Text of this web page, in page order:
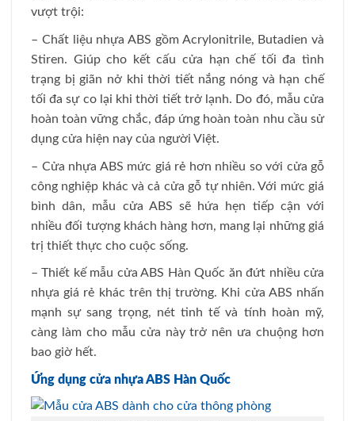
vượt trội:
– Chất liệu nhựa ABS gồm Acrylonitrile, Butadien và
Stiren. Giúp cho kết cấu cửa hạn chế tối đa tình
trạng bị giãn nở khi thời tiết nắng nóng và hạn chế
tối đa sự co lại khi thời tiết trở lạnh. Do đó, mẫu cửa
hoàn toàn vững chắc, đáp ứng hoàn toàn nhu cầu sử
dụng cửa hiện nay của người Việt.
– Cửa nhựa ABS mức giá rẻ hơn nhiều so với cửa gỗ
công nghiệp khác và cả cửa gỗ tự nhiên. Với mức giá
bình dân, mẫu cửa ABS sẽ hứa hẹn tiếp cận với
nhiều đối tượng khách hàng hơn, mang lại những giá
trị thiết thực cho cuộc sống.
– Thiết kế mẫu cửa ABS Hàn Quốc ăn đứt nhiều cửa
nhựa giá rẻ khác trên thị trường. Khi cửa ABS nhấn
mạnh sự sang trọng, nét tinh tế và tính hoàn mỹ,
càng làm cho mẫu cửa này trở nên ưa chuộng hơn
bao giờ hết.
Ứng dụng cửa nhựa ABS Hàn Quốc